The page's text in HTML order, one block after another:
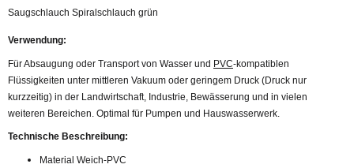
Saugschlauch Spiralschlauch grün
Verwendung:
Für Absaugung oder Transport von Wasser und PVC-kompatiblen
Flüssigkeiten unter mittleren Vakuum oder geringem Druck (Druck nur
kurzzeitig) in der Landwirtschaft, Industrie, Bewässerung und in vielen
weiteren Bereichen. Optimal für Pumpen und Hauswasserwerk.
Technische Beschreibung:
Material Weich-PVC